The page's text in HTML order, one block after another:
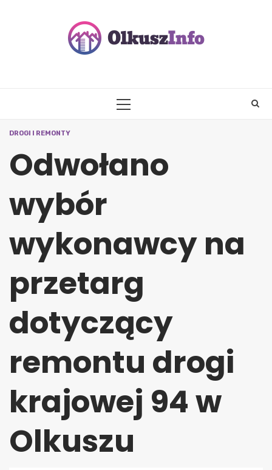
PRIMARY
DROGI I REMONTY
Odwołano
wybór
wykonawcy na
przetarg
dotyczący
remontu drogi
krajowej 94 w
Olkuszu